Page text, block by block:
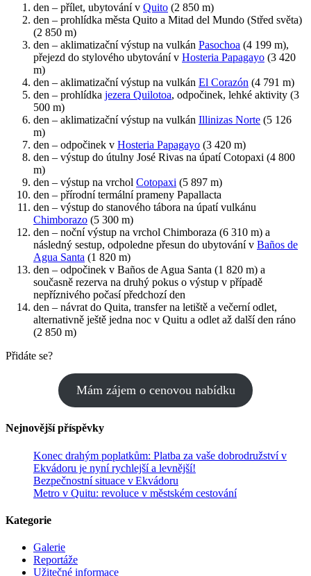
den – přílet, ubytování v Quito (2 850 m)
den – prohlídka města Quito a Mitad del Mundo (Střed světa)
(2 850 m)
den – aklimatizační výstup na vulkán Pasochoa (4 199 m),
přejezd do stylového ubytování v Hosteria Papagayo (3 420
m)
den – aklimatizační výstup na vulkán El Corazón (4 791 m)
den – prohlídka jezera Quilotoa, odpočinek, lehké aktivity (3
500 m)
den – aklimatizační výstup na vulkán Illinizas Norte (5 126
m)
den – odpočinek v Hosteria Papagayo (3 420 m)
den – výstup do útulny José Rivas na úpatí Cotopaxi (4 800
m)
den – výstup na vrchol Cotopaxi (5 897 m)
den – přírodní termální prameny Papallacta
den – výstup do stanového tábora na úpatí vulkánu
Chimborazo (5 300 m)
den – noční výstup na vrchol Chimboraza (6 310 m) a
následný sestup, odpoledne přesun do ubytování v Baños de
Agua Santa (1 820 m)
den – odpočinek v Baños de Agua Santa (1 820 m) a
současně rezerva na druhý pokus o výstup v případě
nepříznivého počasí předchozí den
den – návrat do Quita, transfer na letiště a večerní odlet,
alternativně ještě jedna noc v Quitu a odlet až další den ráno
(2 850 m)
Přidáte se?
Mám zájem o cenovou nabídku
Nejnovější příspěvky
Konec drahým poplatkům: Platba za vaše dobrodružství v
Ekvádoru je nyní rychlejší a levnější!
Bezpečnostní situace v Ekvádoru
Metro v Quitu: revoluce v městském cestování
Kategorie
Galerie
Reportáže
Užitečné informace